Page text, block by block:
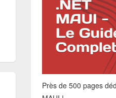
Près de 500 pages